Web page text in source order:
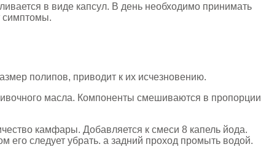
в виде капсул. В день необходимо принимать
симптомы.
полипов, приводит к их исчезновению.
масла. Компоненты смешиваются в пропорции
камфары. Добавляется к смеси 8 капель йода.
следует убрать. а задний проход промыть водой.